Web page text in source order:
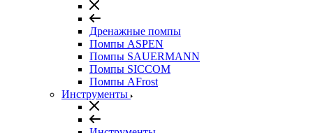
Дренажные помпы
Помпы ASPEN
Помпы SAUERMANN
Помпы SICCOM
Помпы AFrost
Инструменты